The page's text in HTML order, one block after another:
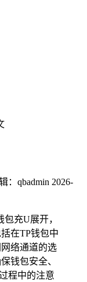
：qbadmin 2026-
包充U展开，
在TP钱包中
络通道的选
钱包安全、
程中的注意